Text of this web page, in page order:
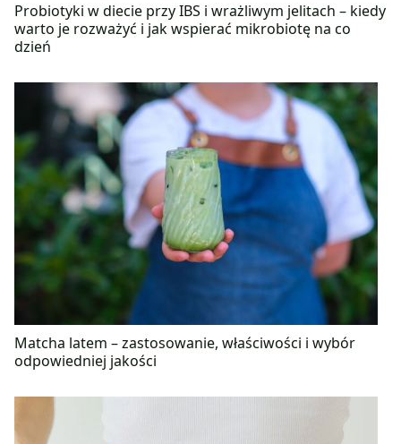
Probiotyki w diecie przy IBS i wrażliwym jelitach – kiedy
warto je rozważyć i jak wspierać mikrobiotę na co
dzień
Matcha latem – zastosowanie, właściwości i wybór
odpowiedniej jakości